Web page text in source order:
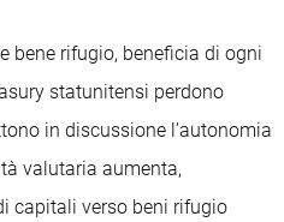
bene rifugio, beneficia di ogni
statunitensi perdono
in discussione l’autonomia
valutaria aumenta,
capitali verso beni rifugio